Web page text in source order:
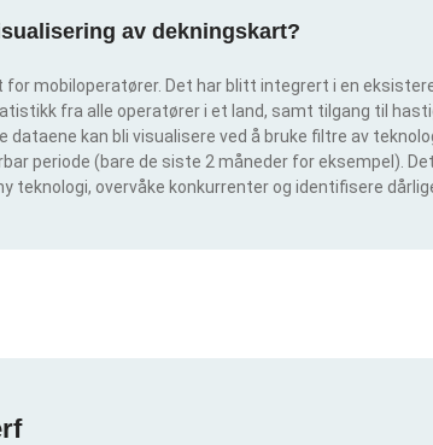
av dekningskart?
mobiloperatører. Det har blitt integrert i en
fra alle operatører i et land, samt tilgang til
kan bli visualisere ved å bruke filtre av
periode (bare de siste 2 måneder for eksempel).
teknologi, overvåke konkurrenter og identifisere